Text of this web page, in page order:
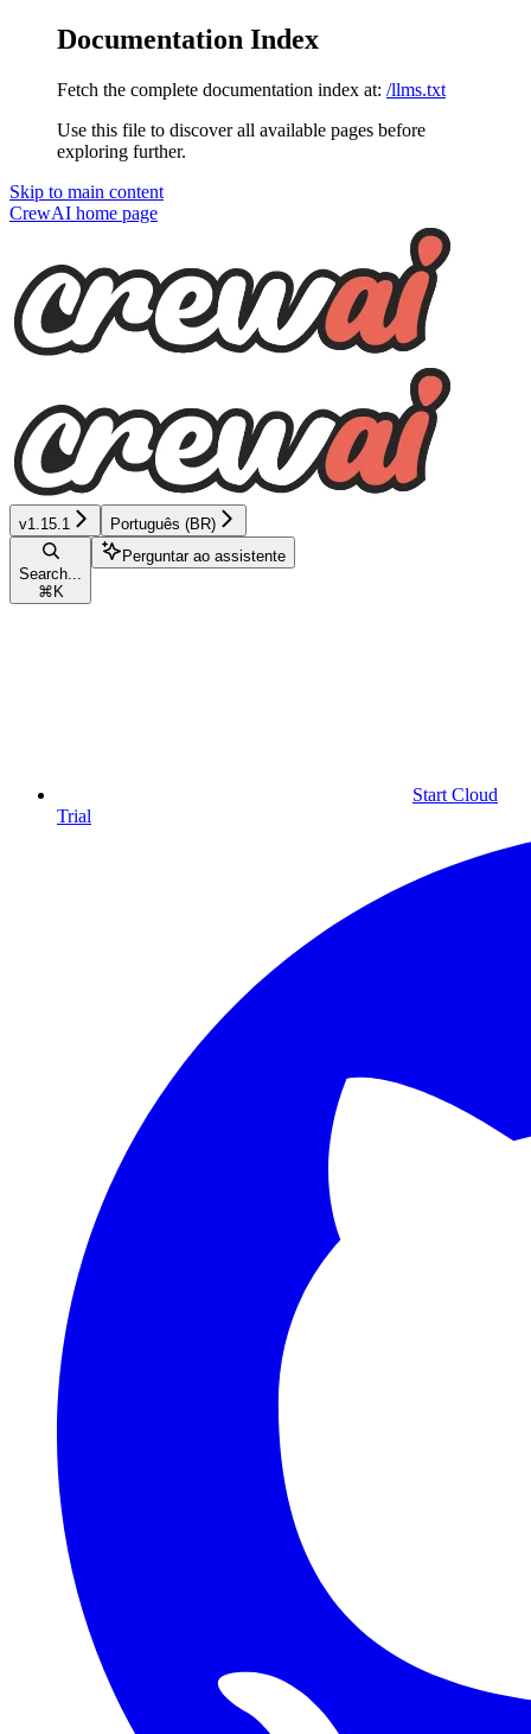
Documentation Index
Fetch the complete documentation index at: /llms.txt
Use this file to discover all available pages before
exploring further.
Skip to main content
CrewAI home page
v1.15.1 Português (BR)
Search...
⌘ K
Perguntar ao assistente
Start Cloud
Trial